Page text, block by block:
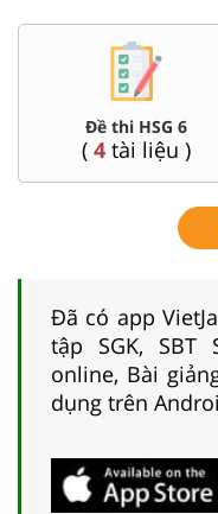
Đề thi HSG 6
( 4tài liệu )
Đã có app
tập SGK, SBT
online, Bài
dụng trên